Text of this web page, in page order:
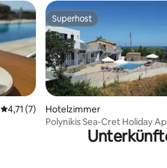
Durchschnittliche Bewertung: 4,71 von
4,71 (7)
Superhost
Superhost
Hotelzimmer
Polynikis Sea-Cret Holiday
Pachyammos